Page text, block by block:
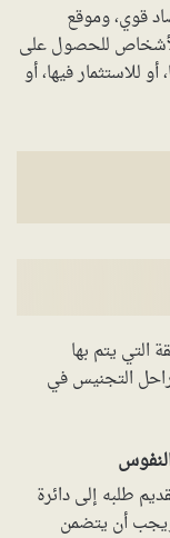
قوي، وموقع
للحصول على
للاستثمار فيها، أو
يتم بها
التجنيس في
طلبه إلى دائرة
ويجب أن يتضمن